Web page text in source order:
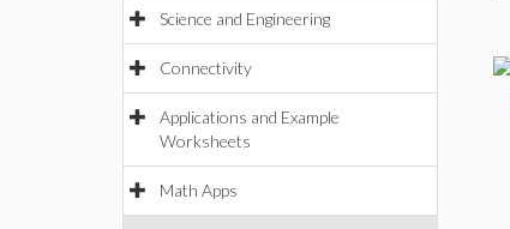
Science and Engineering
Connectivity
Applications and Example
Worksheets
Math Apps